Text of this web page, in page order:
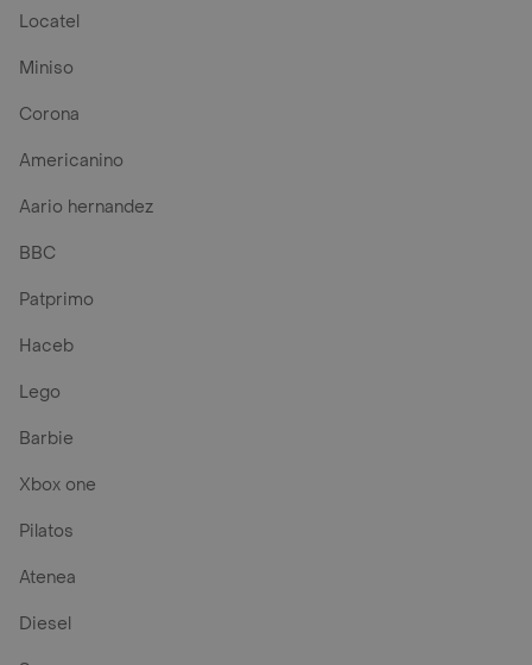
Locatel
Miniso
Corona
Americanino
Aario hernandez
BBC
Patprimo
Haceb
Lego
Barbie
Xbox one
Pilatos
Atenea
Diesel